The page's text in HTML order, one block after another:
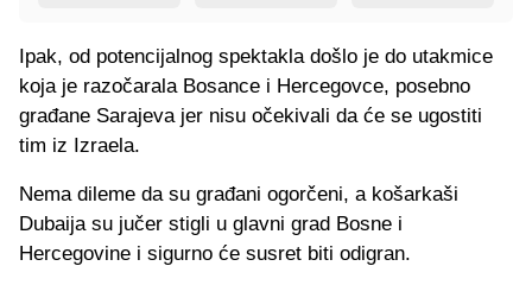
Ipak, od potencijalnog spektakla došlo je do utakmice
koja je razočarala Bosance i Hercegovce, posebno
građane Sarajeva jer nisu očekivali da će se ugostiti
tim iz Izraela.
Nema dileme da su građani ogorčeni, a košarkaši
Dubaija su jučer stigli u glavni grad Bosne i
Hercegovine i sigurno će susret biti odigran.